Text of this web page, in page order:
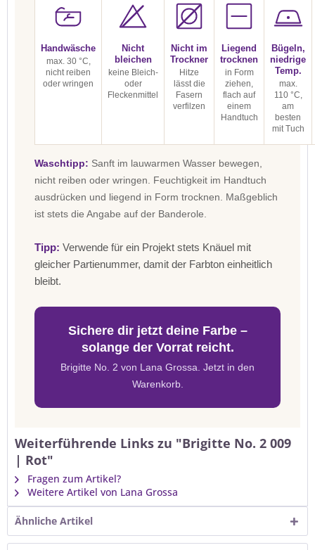
Handwäsche
max. 30 °C,
nicht reiben
oder wringen
Nicht
bleichen
keine Bleich-
oder
Fleckenmittel
Nicht im
Trockner
Hitze
lässt die
Fasern
verfilzen
Liegend
trocknen
in Form
ziehen,
flach auf
einem
Handtuch
Bügeln,
niedrige
Temp.
max.
110 °C,
am
besten
mit Tuch
Waschtipp: Sanft im lauwarmen Wasser bewegen,
nicht reiben oder wringen. Feuchtigkeit im Handtuch
ausdrücken und liegend in Form trocknen. Maßgeblich
ist stets die Angabe auf der Banderole.
Tipp: Verwende für ein Projekt stets Knäuel mit
gleicher Partienummer, damit der Farbton einheitlich
bleibt.
Sichere dir jetzt deine Farbe –
solange der Vorrat reicht.
Brigitte No. 2 von Lana Grossa. Jetzt in den
Warenkorb.
Weiterführende Links zu "Brigitte No. 2 009
| Rot"
Fragen zum Artikel?
Weitere Artikel von Lana Grossa
Ähnliche Artikel